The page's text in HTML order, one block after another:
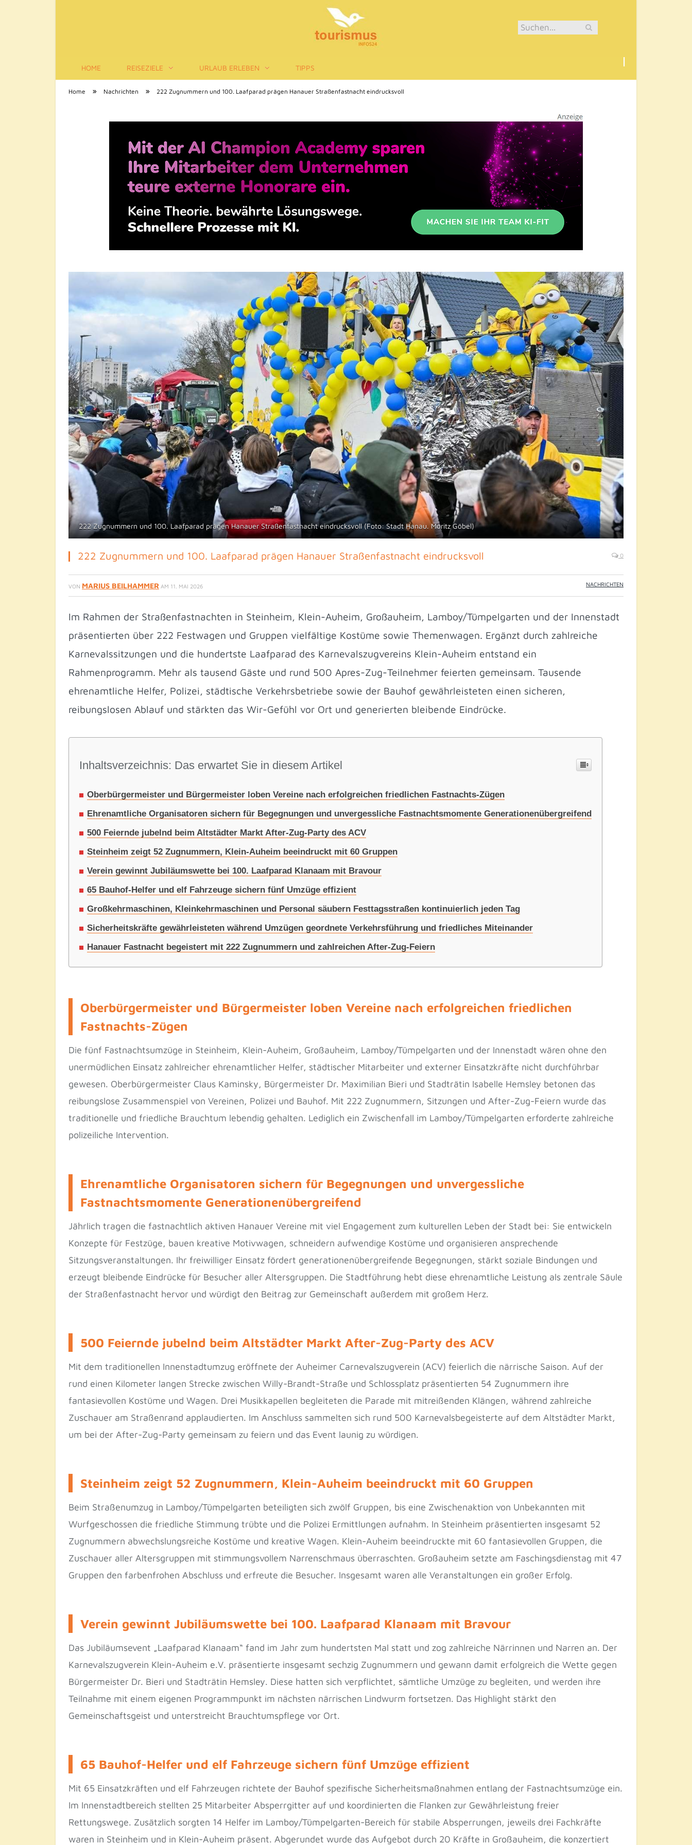
Tourismus-Infos
HOME REISEZIELE URLAUB ERLEBEN TIPPS
Home » Nachrichten » 222 Zugnummern und 100. Laafparad prägen Hanauer Straßenfastnacht eindrucksvoll
222 Zugnummern und 100. Laafparad prägen Hanauer Straßenfastnacht eindrucksvoll (Foto: Stadt Hanau. Moritz Göbel)
222 Zugnummern und 100. Laafparad prägen Hanauer Straßenfastnacht eindrucksvoll 0
VON MARIUS BEILHAMMER AM 11. MAI 2026 NACHRICHTEN
Im Rahmen der Straßenfastnachten in Steinheim, Klein-Auheim, Großauheim, Lamboy/Tümpelgarten und der Innenstadt
präsentierten über 222 Festwagen und Gruppen vielfältige Kostüme sowie Themenwagen. Ergänzt durch zahlreiche
Karnevalssitzungen und die hundertste Laafparad des Karnevalszugvereins Klein-Auheim entstand ein
Rahmenprogramm. Mehr als tausend Gäste und rund 500 Apres-Zug-Teilnehmer feierten gemeinsam. Tausende
ehrenamtliche Helfer, Polizei, städtische Verkehrsbetriebe sowie der Bauhof gewährleisteten einen sicheren,
reibungslosen Ablauf und stärkten das Wir-Gefühl vor Ort und generierten bleibende Eindrücke.
Inhaltsverzeichnis: Das erwartet Sie in diesem Artikel
Oberbürgermeister und Bürgermeister loben Vereine nach erfolgreichen friedlichen Fastnachts-Zügen
Ehrenamtliche Organisatoren sichern für Begegnungen und unvergessliche Fastnachtsmomente Generationenübergreifend
500 Feiernde jubelnd beim Altstädter Markt After-Zug-Party des ACV
Steinheim zeigt 52 Zugnummern, Klein-Auheim beeindruckt mit 60 Gruppen
Verein gewinnt Jubiläumswette bei 100. Laafparad Klanaam mit Bravour
65 Bauhof-Helfer und elf Fahrzeuge sichern fünf Umzüge effizient
Großkehrmaschinen, Kleinkehrmaschinen und Personal säubern Festtagsstraßen kontinuierlich jeden Tag
Sicherheitskräfte gewährleisteten während Umzügen geordnete Verkehrsführung und friedliches Miteinander
Hanauer Fastnacht begeistert mit 222 Zugnummern und zahlreichen After-Zug-Feiern
Oberbürgermeister und Bürgermeister loben Vereine nach erfolgreichen friedlichen
Fastnachts-Zügen
Die fünf Fastnachtsumzüge in Steinheim, Klein-Auheim, Großauheim, Lamboy/Tümpelgarten und der Innenstadt wären ohne den
unermüdlichen Einsatz zahlreicher ehrenamtlicher Helfer, städtischer Mitarbeiter und externer Einsatzkräfte nicht durchführbar
gewesen. Oberbürgermeister Claus Kaminsky, Bürgermeister Dr. Maximilian Bieri und Stadträtin Isabelle Hemsley betonen das
reibungslose Zusammenspiel von Vereinen, Polizei und Bauhof. Mit 222 Zugnummern, Sitzungen und After-Zug-Feiern wurde das
traditionelle und friedliche Brauchtum lebendig gehalten. Lediglich ein Zwischenfall im Lamboy/Tümpelgarten erforderte zahlreiche
polizeiliche Intervention.
Ehrenamtliche Organisatoren sichern für Begegnungen und unvergessliche
Fastnachtsmomente Generationenübergreifend
Jährlich tragen die fastnachtlich aktiven Hanauer Vereine mit viel Engagement zum kulturellen Leben der Stadt bei: Sie entwickeln
Konzepte für Festzüge, bauen kreative Motivwagen, schneidern aufwendige Kostüme und organisieren ansprechende
Sitzungsveranstaltungen. Ihr freiwilliger Einsatz fördert generationenübergreifende Begegnungen, stärkt soziale Bindungen und
erzeugt bleibende Eindrücke für Besucher aller Altersgruppen. Die Stadtführung hebt diese ehrenamtliche Leistung als zentrale Säule
der Straßenfastnacht hervor und würdigt den Beitrag zur Gemeinschaft außerdem mit großem Herz.
500 Feiernde jubelnd beim Altstädter Markt After-Zug-Party des ACV
Mit dem traditionellen Innenstadtumzug eröffnete der Auheimer Carnevalszugverein (ACV) feierlich die närrische Saison. Auf der
rund einen Kilometer langen Strecke zwischen Willy-Brandt-Straße und Schlossplatz präsentierten 54 Zugnummern ihre
fantasievollen Kostüme und Wagen. Drei Musikkapellen begleiteten die Parade mit mitreißenden Klängen, während zahlreiche
Zuschauer am Straßenrand applaudierten. Im Anschluss sammelten sich rund 500 Karnevalsbegeisterte auf dem Altstädter Markt,
um bei der After-Zug-Party gemeinsam zu feiern und das Event launig zu würdigen.
Steinheim zeigt 52 Zugnummern, Klein-Auheim beeindruckt mit 60 Gruppen
Beim Straßenumzug in Lamboy/Tümpelgarten beteiligten sich zwölf Gruppen, bis eine Zwischenaktion von Unbekannten mit
Wurfgeschossen die friedliche Stimmung trübte und die Polizei Ermittlungen aufnahm. In Steinheim präsentierten insgesamt 52
Zugnummern abwechslungsreiche Kostüme und kreative Wagen. Klein-Auheim beeindruckte mit 60 fantasievollen Gruppen, die
Zuschauer aller Altersgruppen mit stimmungsvollem Narrenschmaus überraschten. Großauheim setzte am Faschingsdienstag mit 47
Gruppen den farbenfrohen Abschluss und erfreute die Besucher. Insgesamt waren alle Veranstaltungen ein großer Erfolg.
Verein gewinnt Jubiläumswette bei 100. Laafparad Klanaam mit Bravour
Das Jubiläumsevent „Laafparad Klanaam“ fand im Jahr zum hundertsten Mal statt und zog zahlreiche Närrinnen und Narren an. Der
Karnevalszugverein Klein-Auheim e.V. präsentierte insgesamt sechzig Zugnummern und gewann damit erfolgreich die Wette gegen
Bürgermeister Dr. Bieri und Stadträtin Hemsley. Diese hatten sich verpflichtet, sämtliche Umzüge zu begleiten, und werden ihre
Teilnahme mit einem eigenen Programmpunkt im nächsten närrischen Lindwurm fortsetzen. Das Highlight stärkt den
Gemeinschaftsgeist und unterstreicht Brauchtumspflege vor Ort.
65 Bauhof-Helfer und elf Fahrzeuge sichern fünf Umzüge effizient
Mit 65 Einsatzkräften und elf Fahrzeugen richtete der Bauhof spezifische Sicherheitsmaßnahmen entlang der Fastnachtsumzüge ein.
Im Innenstadtbereich stellten 25 Mitarbeiter Absperrgitter auf und koordinierten die Flanken zur Gewährleistung freier
Rettungswege. Zusätzlich sorgten 14 Helfer im Lamboy/Tümpelgarten-Bereich für stabile Absperrungen, jeweils drei Fachkräfte
waren in Steinheim und in Klein-Auheim präsent. Abgerundet wurde das Aufgebot durch 20 Kräfte in Großauheim, die konzertiert